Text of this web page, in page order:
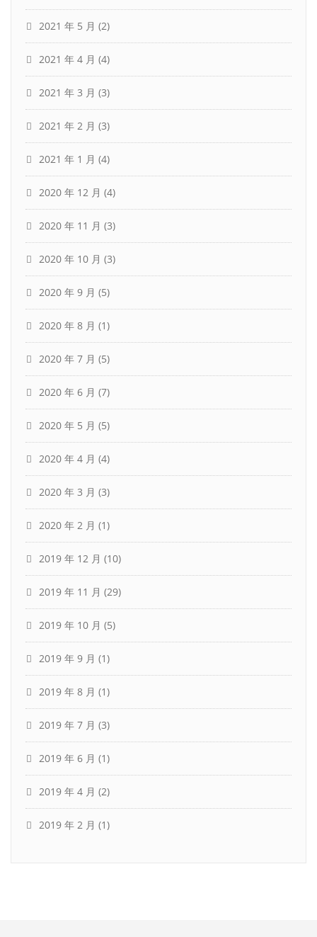
2021 年 5 月 (2)
2021 年 4 月 (4)
2021 年 3 月 (3)
2021 年 2 月 (3)
2021 年 1 月 (4)
2020 年 12 月 (4)
2020 年 11 月 (3)
2020 年 10 月 (3)
2020 年 9 月 (5)
2020 年 8 月 (1)
2020 年 7 月 (5)
2020 年 6 月 (7)
2020 年 5 月 (5)
2020 年 4 月 (4)
2020 年 3 月 (3)
2020 年 2 月 (1)
2019 年 12 月 (10)
2019 年 11 月 (29)
2019 年 10 月 (5)
2019 年 9 月 (1)
2019 年 8 月 (1)
2019 年 7 月 (3)
2019 年 6 月 (1)
2019 年 4 月 (2)
2019 年 2 月 (1)